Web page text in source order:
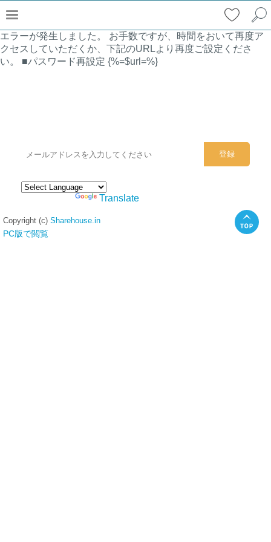
エラーが発生しました。 お手数ですが、時間をおいて再度ア
クセスしていただくか、下記のURLより再度ご設定くださ
い。 ■パスワード再設定 {%=$url=%}
Translate
Copyright (c) Sharehouse.in
PC版で閲覧